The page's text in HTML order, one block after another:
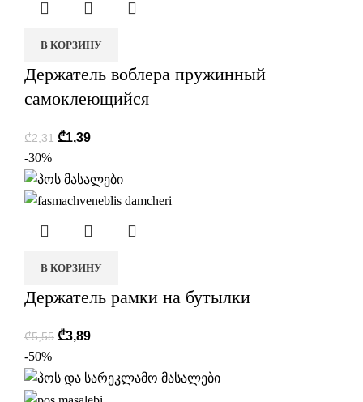
В КОРЗИНУ
Держатель воблера пружинный
самоклеющийся
₾2,31 ₾1,39
-30%
В КОРЗИНУ
Держатель рамки на бутылки
₾5,55 ₾3,89
-50%